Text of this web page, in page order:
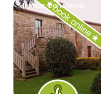
Mariñas Coruñesas